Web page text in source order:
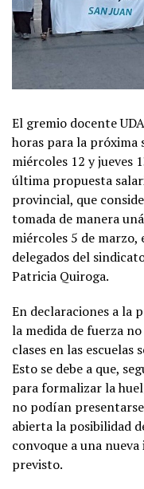
El gremio docente
horas para la próxima
miércoles 12 y jueves
última propuesta
provincial, que
tomada de manera
miércoles 5 de
delegados del
Patricia Quiroga.
En declaraciones a la
la medida de fuerza
clases en las escuelas
Esto se debe a que,
para formalizar la
no podían
abierta la posibilidad
convoque a una
previsto.